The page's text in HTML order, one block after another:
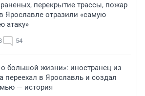
перекрытие трассы, пожар
Ярославле отразили «самую
атаку»
54
большой жизни»: иностранец из
переехал в Ярославль и создал
— история